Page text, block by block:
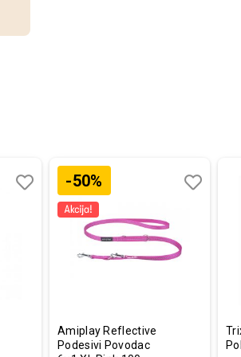
Uporedi
-50%
Amiplay Reflective
Podesivi Povodac